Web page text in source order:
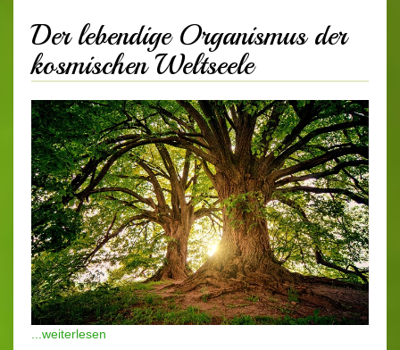
Der lebendige Organismus der
kosmischen Weltseele
...weiterlesen